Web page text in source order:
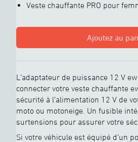
Veste chauffante PRO pour
Ajoutez au
L’adaptateur de puissance 12 V
connecter votre veste chauffante
sécurité à l’alimentation 12 V de
moto ou motoneige. Un fusible
surtensions pour assurer votre
Si votre véhicule est équipé d’un